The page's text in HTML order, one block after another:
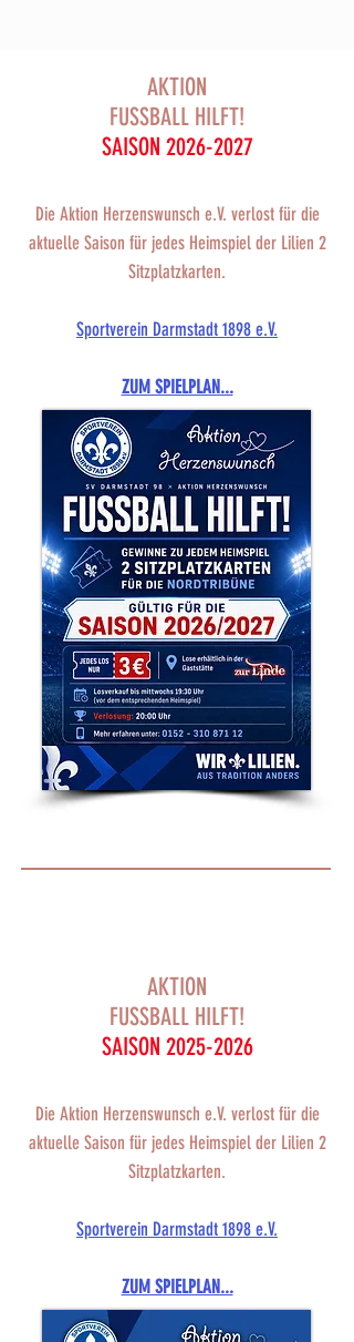
AKTION
FUSSBALL HILFT!
SAISON 2026-2027
Die Aktion Herzenswunsch e.V. verlost für die
aktuelle Saison für jedes Heimspiel der Lilien 2
Sitzplatzkarten.
Sportverein Darmstadt 1898 e.V.
ZUM SPIELPLAN...
AKTION
FUSSBALL HILFT!
SAISON 2025-2026
Die Aktion Herzenswunsch e.V. verlost für die
aktuelle Saison für jedes Heimspiel der Lilien 2
Sitzplatzkarten.
Sportverein Darmstadt 1898 e.V.
ZUM SPIELPLAN...